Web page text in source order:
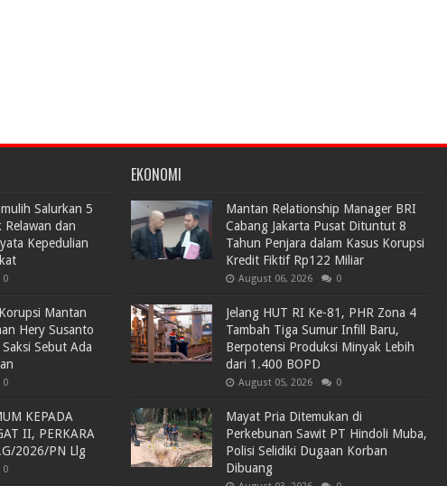
Salurkan 5
dan
Kepedulian
0
Mantan
Hery Susanto
Sebut Ada
0
KEPADA
II, PERKARA
2026/PN Llg
0
EKONOMI
Mantan Relationship Manager BRI
Cabang Jakarta Pusat Dituntut 8
Tahun Penjara dalam Kasus Korupsi
Kredit Fiktif Rp122 Miliar
August 06, 2026 0
Jelang HUT RI Ke-81, PHR Zona 4
Tambah Tiga Sumur Infill Baru,
Berpotensi Produksi Minyak Lebih
dari 1.400 BOPD
August 05, 2026 0
Mayat Pria Ditemukan di
Perkebunan Sawit PT Hindoli Muba,
Polisi Selidiki Dugaan Korban
Dibuang